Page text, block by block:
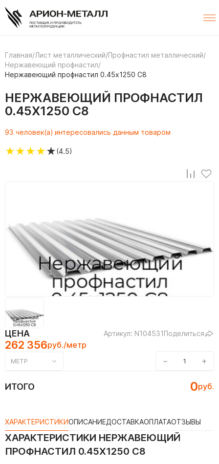
Главная/Лист металлический/Профнастил металлический/
Нержавеющий профнастил/
Нержавеющий профнастил 0.45х1250 С8
НЕРЖАВЕЮЩИЙ ПРОФНАСТИЛ
0.45Х1250 С8
93 человек(а) интересовались данным товаром
★★★★★(4.5)
ЦЕНА Артикул: N104531Поделиться
262 356руб./метр
МЕТР − +
ИТОГО 0руб.
ХАРАКТЕРИСТИКИОПИСАНИЕДОСТАВКАОПЛАТАОТЗЫВЫ
ХАРАКТЕРИСТИКИ НЕРЖАВЕЮЩИЙ
ПРОФНАСТИЛ 0.45Х1250 С8